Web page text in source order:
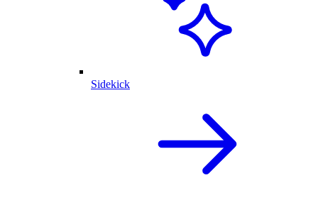
Sidekick